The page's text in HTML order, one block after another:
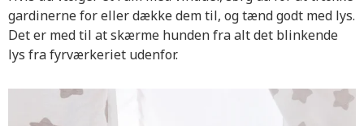
gardinerne for eller dække dem til, og tænd godt med lys.
Det er med til at skærme hunden fra alt det blinkende
lys fra fyrværkeriet udenfor.